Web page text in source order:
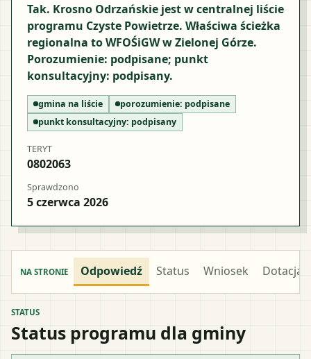
Tak. Krosno Odrzańskie jest w centralnej liście
programu Czyste Powietrze. Właściwa ścieżka
regionalna to WFOŚiGW w Zielonej Górze.
Porozumienie: podpisane; punkt
konsultacyjny: podpisany.
gmina na liście porozumienie: podpisane
punkt konsultacyjny: podpisany
TERYT
0802063
Sprawdzono
5 czerwca 2026
NA STRONIE Odpowiedź Status Wniosek Dotacja
STATUS
Status programu dla gminy